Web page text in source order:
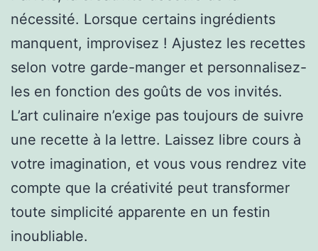
nécessité. Lorsque certains ingrédients
manquent, improvisez ! Ajustez les recettes
selon votre garde-manger et personnalisez-
les en fonction des goûts de vos invités.
L’art culinaire n’exige pas toujours de suivre
une recette à la lettre. Laissez libre cours à
votre imagination, et vous vous rendrez vite
compte que la créativité peut transformer
toute simplicité apparente en un festin
inoubliable.